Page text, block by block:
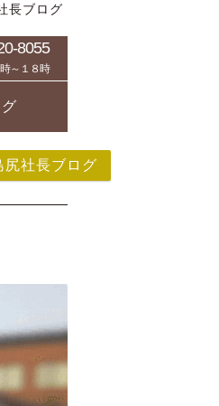
長ブログ
8055
～１８時
尻社長ブログ